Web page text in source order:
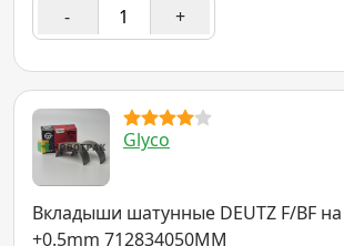
- +
Glyco
Вкладыши шатунные DEUTZ F/BF
+0.5mm 712834050MM